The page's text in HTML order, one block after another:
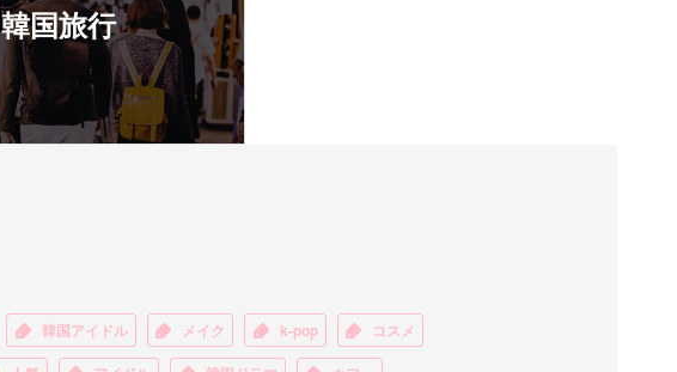
韓国旅行
韓国アイドル メイク k-pop コスメ